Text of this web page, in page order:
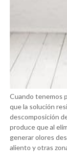
Cuando tenemos
que la solución
descomposición
produce que al
generar olores
aliento y otras